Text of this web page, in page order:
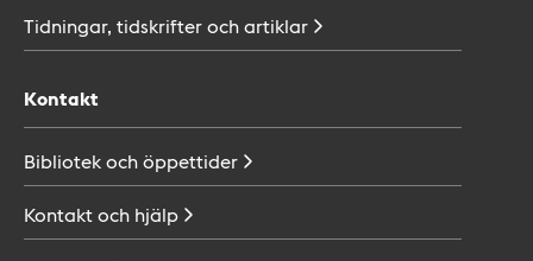
Tidningar, tidskrifter ochartiklar
Kontakt
Bibliotek ochöppettider
Kontakt och hjälp